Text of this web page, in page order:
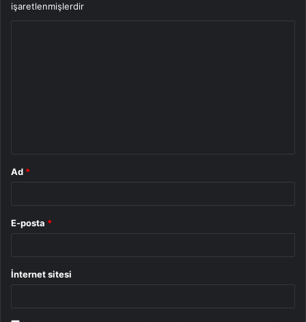
işaretlenmişlerdir
Ad *
E-posta *
İnternet sitesi